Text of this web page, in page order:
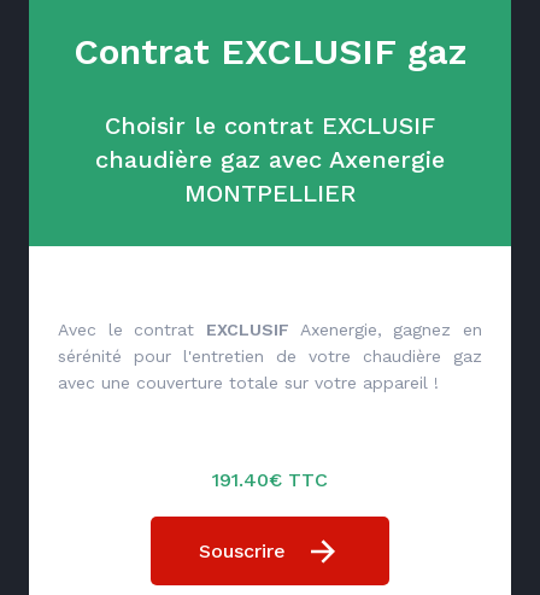
Contrat EXCLUSIF gaz
Choisir le contrat EXCLUSIF
chaudière gaz avec Axenergie
MONTPELLIER
Avec le contrat EXCLUSIF Axenergie, gagnez en
sérénité pour l'entretien de votre chaudière gaz
avec une couverture totale sur votre appareil !
191.40€ TTC
Souscrire